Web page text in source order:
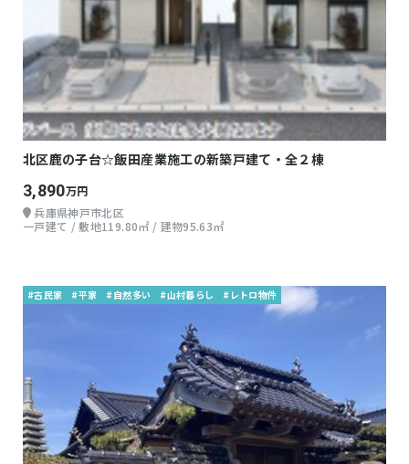
北区鹿の子台☆飯田産業施工の新築戸建て・全２棟
3,890万円
兵庫県神戸市北区
一戸建て / 敷地119.80㎡ / 建物95.63㎡
#古民家 #平家 #自然多い #山村暮らし #レトロ物件